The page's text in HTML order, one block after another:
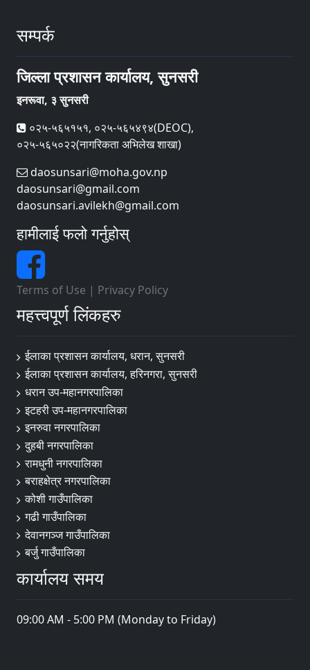
सम्पर्क
जिल्ला प्रशासन कार्यालय, सुनसरी
इनरूवा, ३ सुनसरी
०२५-५६५१५१, ०२५-५६५४९४(DEOC),
०२५-५६५०२२(नागरिकता अभिलेख शाखा)
daosunsari@moha.gov.np
daosunsari@gmail.com
daosunsari.avilekh@gmail.com
हामीलाई फलो गर्नुहोस्
Terms of Use | Privacy Policy
महत्त्वपूर्ण लिंकहरु
ईलाका प्रशासन कार्यालय, धरान, सुनसरी
ईलाका प्रशासन कार्यालय, हरिनगरा, सुनसरी
धरान उप-महानगरपालिका
इटहरी उप-महानगरपालिका
इनरुवा नगरपालिका
दुहबी नगरपालिका
रामधुनी नगरपालिका
बराहक्षेत्र नगरपालिका
कोशी गाउँपालिका
गढी गाउँपालिका
देवानगञ्ज गाउँपालिका
बर्जु गाउँपालिका
कार्यालय समय
09:00 AM - 5:00 PM (Monday to Friday)